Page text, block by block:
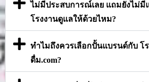
ไม่มีประสบการณ์เลย แถมยังไม่มี
โรงงานดูแลให้ด้วยไหม?
ทำไมถึงควรเลือกปั้นแบรนด์กับ โ
ดื่ม.com?